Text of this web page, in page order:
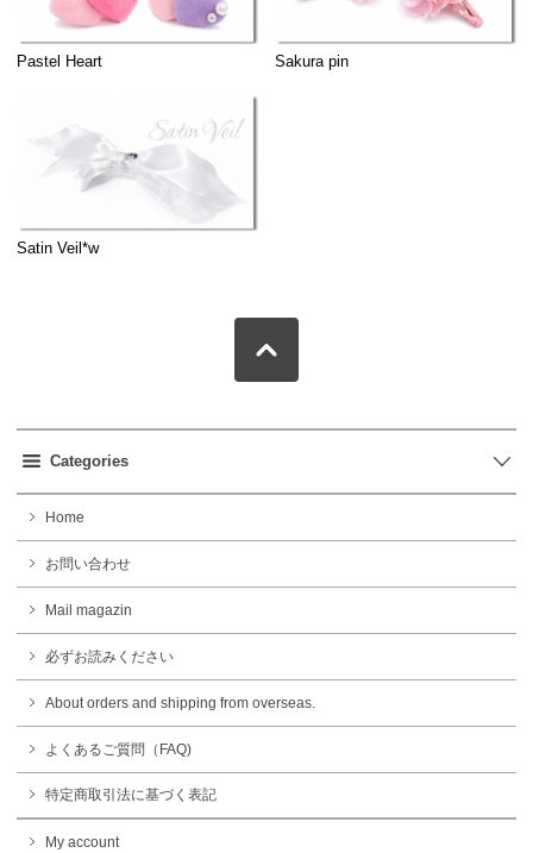
Pastel Heart Sakura pin
Satin Veil*w
Categories
Home
お問い合わせ
Mail magazin
必ずお読みください
About orders and shipping from overseas.
よくあるご質問（FAQ)
特定商取引法に基づく表記
My account